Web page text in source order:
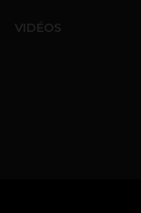
VIDÉOS